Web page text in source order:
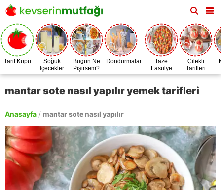
Tarif Küpü
Soğuk
İçecekler
Bugün Ne
Pişirsem?
Dondurmalar
Taze
Fasulye
Zamanı
Çilekli
Tarifleri
mantar sote nasıl yapılır yemek tarifleri
Anasayfa / mantar sote nasıl yapılır